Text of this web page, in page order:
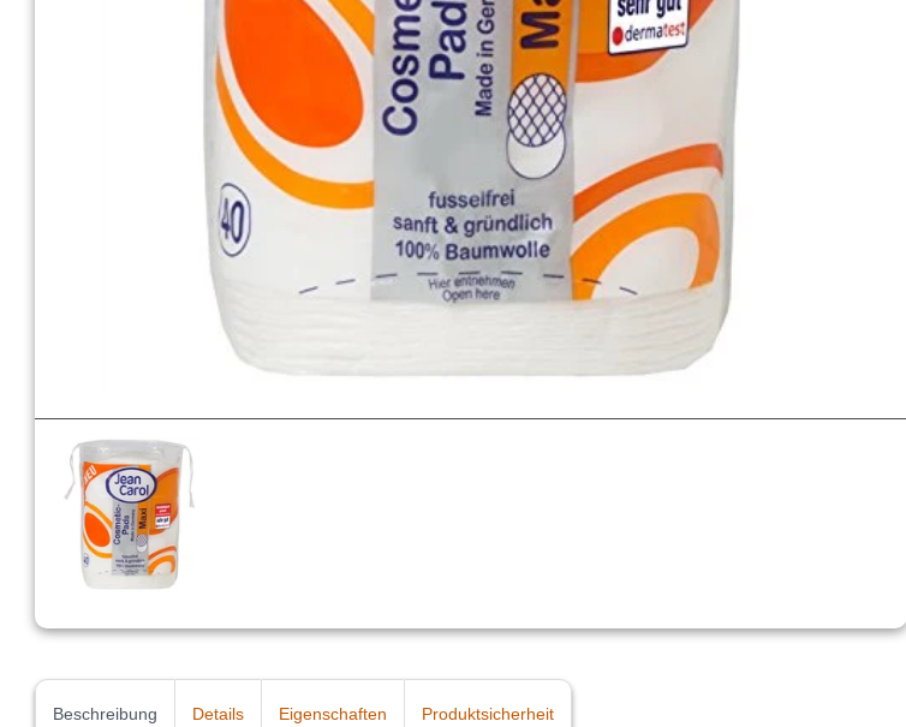
Beschreibung Details Eigenschaften Produktsicherheit